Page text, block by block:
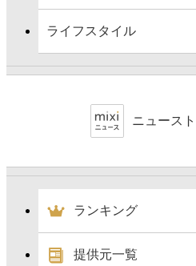
ライフスタイル
ニュース
ランキング
提供元一覧